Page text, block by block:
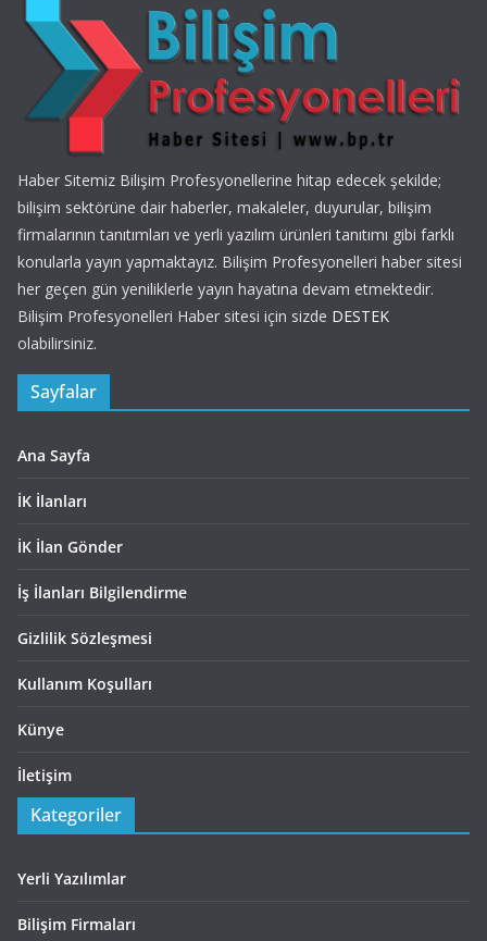
Haber Sitemiz Bilişim Profesyonellerine hitap edecek şekilde;
bilişim sektörüne dair haberler, makaleler, duyurular, bilişim
firmalarının tanıtımları ve yerli yazılım ürünleri tanıtımı gibi farklı
konularla yayın yapmaktayız. Bilişim Profesyonelleri haber sitesi
her geçen gün yeniliklerle yayın hayatına devam etmektedir.
Bilişim Profesyonelleri Haber sitesi için sizde DESTEK
olabilirsiniz.
Sayfalar
Ana Sayfa
İK İlanları
İK İlan Gönder
İş İlanları Bilgilendirme
Gizlilik Sözleşmesi
Kullanım Koşulları
Künye
İletişim
Kategoriler
Yerli Yazılımlar
Bilişim Firmaları